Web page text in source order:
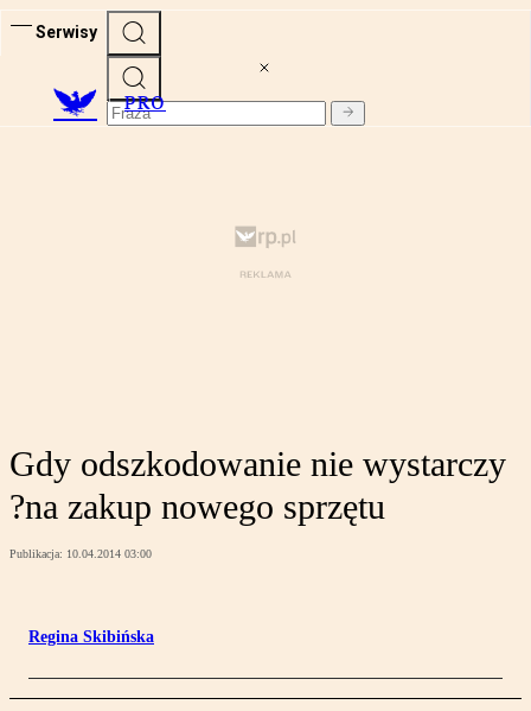
Serwisy
PRO
Gdy odszkodowanie nie wystarczy
?na zakup nowego sprzętu
Publikacja: 10.04.2014 03:00
Regina Skibińska